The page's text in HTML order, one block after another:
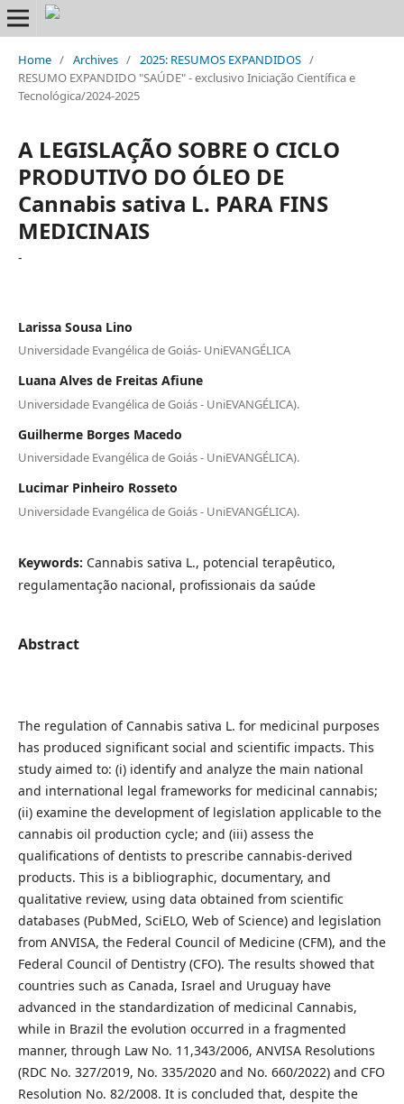
Home / Archives / 2025: RESUMOS EXPANDIDOS /
RESUMO EXPANDIDO "SAÚDE" - exclusivo Iniciação Científica e
Tecnológica/2024-2025
A LEGISLAÇÃO SOBRE O CICLO
PRODUTIVO DO ÓLEO DE
Cannabis sativa L. PARA FINS
MEDICINAIS
-
Larissa Sousa Lino
Universidade Evangélica de Goiás- UniEVANGÉLICA
Luana Alves de Freitas Afiune
Universidade Evangélica de Goiás - UniEVANGÉLICA).
Guilherme Borges Macedo
Universidade Evangélica de Goiás - UniEVANGÉLICA).
Lucimar Pinheiro Rosseto
Universidade Evangélica de Goiás - UniEVANGÉLICA).
Keywords: Cannabis sativa L., potencial terapêutico,
regulamentação nacional, profissionais da saúde
Abstract
The regulation of Cannabis sativa L. for medicinal purposes
has produced significant social and scientific impacts. This
study aimed to: (i) identify and analyze the main national
and international legal frameworks for medicinal cannabis;
(ii) examine the development of legislation applicable to the
cannabis oil production cycle; and (iii) assess the
qualifications of dentists to prescribe cannabis-derived
products. This is a bibliographic, documentary, and
qualitative review, using data obtained from scientific
databases (PubMed, SciELO, Web of Science) and legislation
from ANVISA, the Federal Council of Medicine (CFM), and the
Federal Council of Dentistry (CFO). The results showed that
countries such as Canada, Israel and Uruguay have
advanced in the standardization of medicinal Cannabis,
while in Brazil the evolution occurred in a fragmented
manner, through Law No. 11,343/2006, ANVISA Resolutions
(RDC No. 327/2019, No. 335/2020 and No. 660/2022) and CFO
Resolution No. 82/2008. It is concluded that, despite the